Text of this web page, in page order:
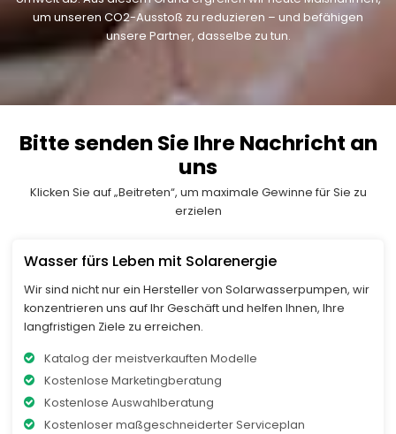
um unseren CO2-Ausstoß zu reduzieren – und befähigen
unsere Partner, dasselbe zu tun.
Bitte senden Sie Ihre Nachricht an
uns
Klicken Sie auf „Beitreten“, um maximale Gewinne für Sie zu
erzielen
Wasser fürs Leben mit Solarenergie
Wir sind nicht nur ein Hersteller von Solarwasserpumpen, wir
konzentrieren uns auf Ihr Geschäft und helfen Ihnen, Ihre
langfristigen Ziele zu erreichen.
Katalog der meistverkauften Modelle
Kostenlose Marketingberatung
Kostenlose Auswahlberatung
Kostenloser maßgeschneiderter Serviceplan